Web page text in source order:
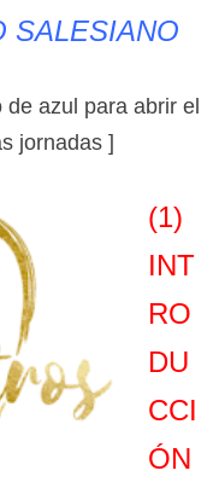
SALESIANO
azul para abrir el
jornadas ]
(1)
INT
RO
DU
CCI
ÓN